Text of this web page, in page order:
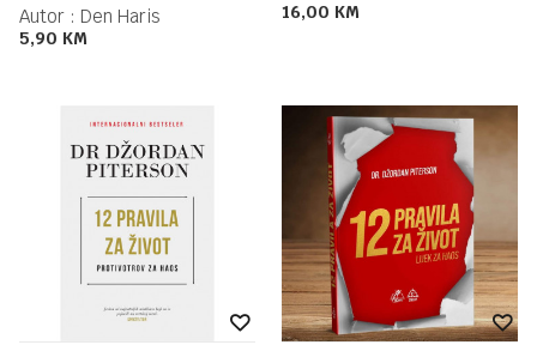
Autor : Den Haris
5,90 KM
16,00 KM